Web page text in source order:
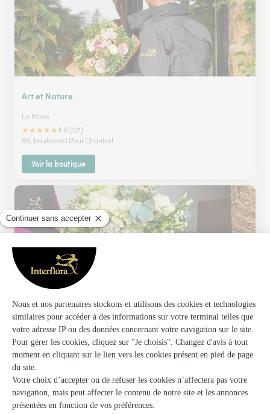
Art et Nature
Le Mans
★★★★★4.8 (121)
85, boulevard Paul Chantrel
Voir la boutique
Pollen Fleurs
Coulaines
★
11 rue de la paix
Voir la boutique